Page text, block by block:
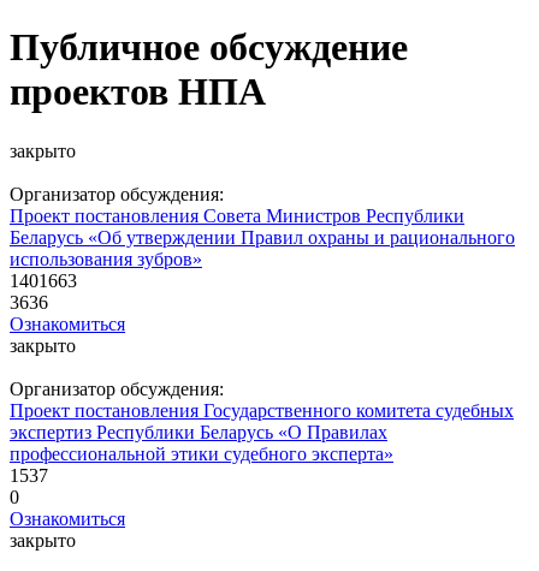
Публичное обсуждение
проектов НПА
закрыто
Организатор обсуждения:
Проект постановления Совета Министров Республики
Беларусь «Об утверждении Правил охраны и рационального
использования зубров»
1401663
3636
Ознакомиться
закрыто
Организатор обсуждения:
Проект постановления Государственного комитета судебных
экспертиз Республики Беларусь «О Правилах
профессиональной этики судебного эксперта»
1537
0
Ознакомиться
закрыто